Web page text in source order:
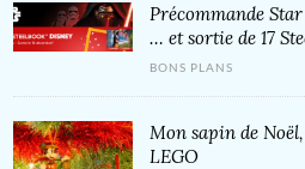
Précommande
… et sortie de 17
BONS PLANS
Mon sapin de
LEGO